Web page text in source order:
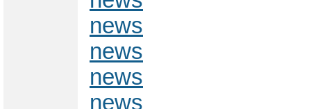
news
news
news
news